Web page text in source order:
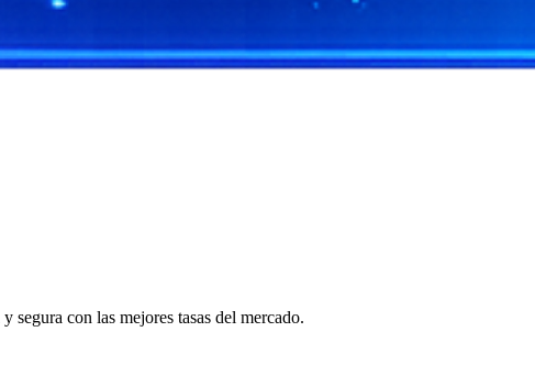
segura con las mejores tasas del mercado.